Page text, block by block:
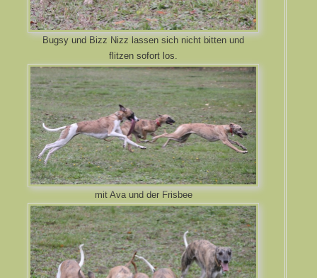
Bugsy und Bizz Nizz lassen sich nicht bitten und
flitzen sofort los.
mit Ava und der Frisbee